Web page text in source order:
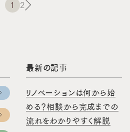
最新の記事
リノベーションは何から始
める？相談から完成までの
流れをわかりやすく解説
1 2